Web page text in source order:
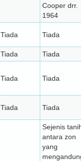
Cooper drr.
1964
Tiada Tiada
Tiada Tiada
Tiada Tiada
Tiada Tiada
Sejenis
antara zon
yang